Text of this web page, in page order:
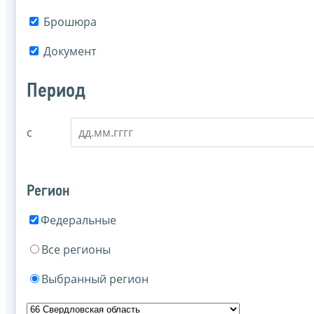
Брошюра
Документ
Период
с
Регион
Федеральные
Все регионы
Выбранный регион